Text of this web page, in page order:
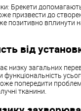
Брекети
призвести до
позитивно вплинути
від
низку загальних
попередити
тканини.